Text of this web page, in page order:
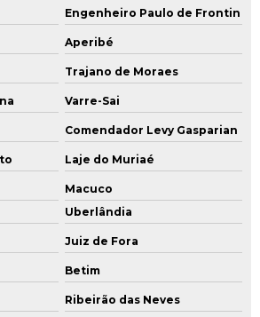
poços
de solo água e ar
da água subterrânea
encerramento
ambiental
ambiental
de poços de monitoramento
de monitoramento
de água
Engenheiro Paulo de Frontin
Aperibé
Trajano de Moraes
Varre-Sai
Comendador Levy Gasparian
Laje do Muriaé
Macuco
Uberlândia
Juiz de Fora
Betim
Ribeirão das Neves